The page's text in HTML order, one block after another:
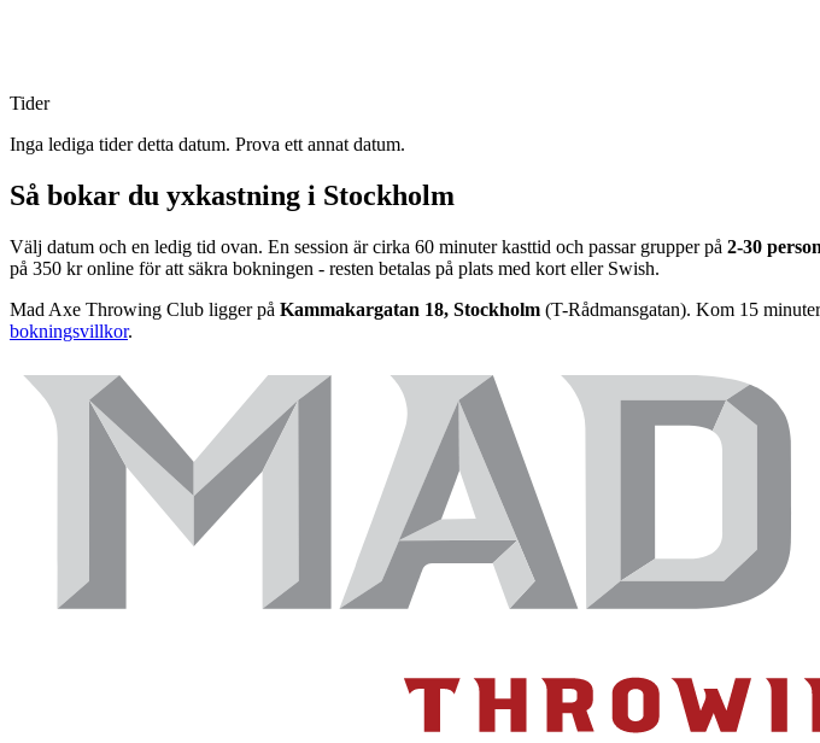
Tider
Inga lediga tider detta datum. Prova ett annat datum.
Så bokar du yxkastning i Stockholm
Välj datum och en ledig tid ovan. En session är cirka 60 minuter kasttid och passar grupper på 2-30
på 350 kr online för att säkra bokningen - resten betalas på plats med kort eller Swish.
Mad Axe Throwing Club ligger på Kammakargatan 18, Stockholm (T-Rådmansgatan). Kom 15
bokningsvillkor.